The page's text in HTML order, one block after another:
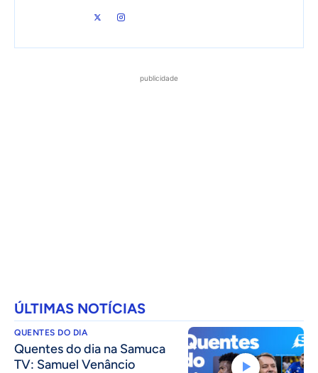
publicidade
ÚLTIMAS NOTÍCIAS
QUENTES DO DIA
Quentes do dia na Samuca
TV: Samuel Venâncio